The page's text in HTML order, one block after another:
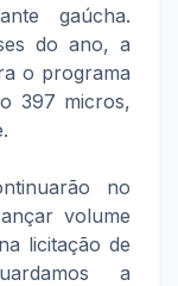
gaúcha.
do ano, a
o programa
397 micros,
no
volume
licitação de
a